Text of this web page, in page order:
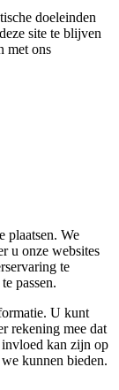
doeleinden
site te blijven
met ons
plaatsen. We
u onze websites
te
passen.
U kunt
rekening mee dat
kan zijn op
kunnen bieden.